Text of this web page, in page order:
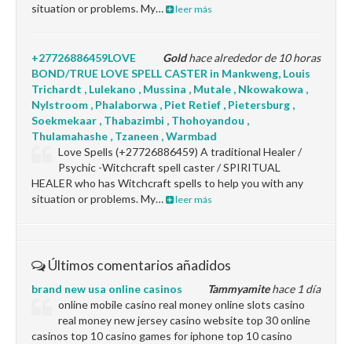
situation or problems. My…
leer más
Goldhace alrededor de 10 horas
+27726886459LOVE
BOND/TRUE LOVE SPELL CASTER in Mankweng, Louis
Trichardt , Lulekano , Mussina , Mutale , Nkowakowa ,
Nylstroom , Phalaborwa , Piet Retief , Pietersburg ,
Soekmekaar , Thabazimbi , Thohoyandou ,
Thulamahashe , Tzaneen , Warmbad
Love Spells (+27726886459) A traditional Healer /
Psychic -Witchcraft spell caster / SPIRITUAL
HEALER who has Witchcraft spells to help you with any
situation or problems. My…
leer más
Últimos comentarios añadidos
Tammyamitehace 1 día
brand new usa online casinos
online mobile casino real money online slots casino
real money new jersey casino website top 30 online
casinos top 10 casino games for iphone top 10 casino